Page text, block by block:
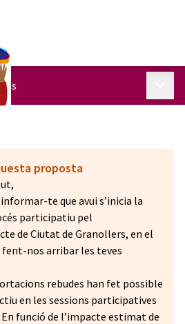
proposta
te que avui s’inicia la
participatiu pel
de Ciutat de Granollers, en el
nos arribar les teves
rebudes han fet possible
en les sessions participatives
funció de l’impacte estimat de